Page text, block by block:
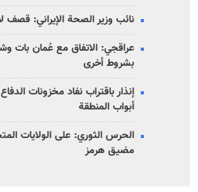
نائب وزير الصحة الإيراني: قصف
عراقجي: الاتفاق مع عُمان بات
بشروط أخرى
إنذار باقتراب نفاد مخزونات
أبواب المنطقة
الحرس الثوري: على الولايات
مضيق هرمز